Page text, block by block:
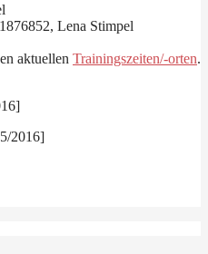
Lena Stimpel
aktuellen Trainingszeiten/-orten.
2016]